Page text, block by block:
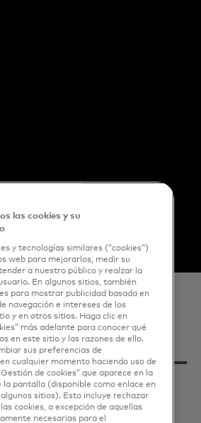
las cookies y su
y tecnologías similares (“cookies”)
web para mejorarlos, medir su
a nuestro público y realzar la
En algunos sitios, también
para mostrar publicidad basada en
navegación e intereses de los
y en otros sitios. Haga clic en
más adelante para conocer qué
en este sitio y las razones de ello.
sus preferencias de
cualquier momento haciendo uso de
de cookies” que aparece en la
pantalla (disponible como enlace en
sitios). Esto incluye rechazar
cookies, a excepción de aquellas
necesarias para el